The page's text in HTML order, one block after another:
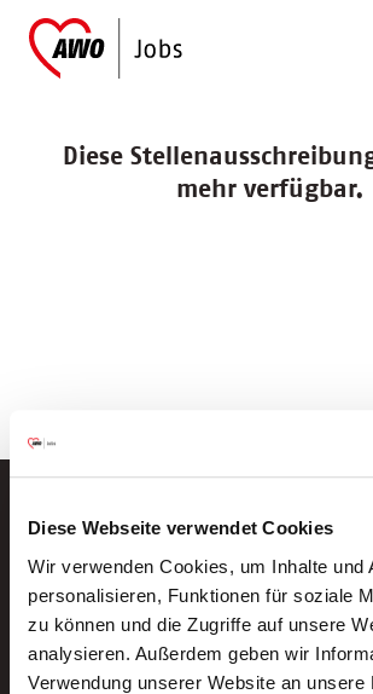
Diese Webseite verwendet Cookies
Wir verwenden Cookies, um Inhalte und
personalisieren, Funktionen für soziale
zu können und die Zugriffe auf unsere
analysieren. Außerdem geben wir
Verwendung unserer Website an unsere
Diese
mehr verfügbar.
Neue Stellen per
Ein kostenloser Service
Jobs.